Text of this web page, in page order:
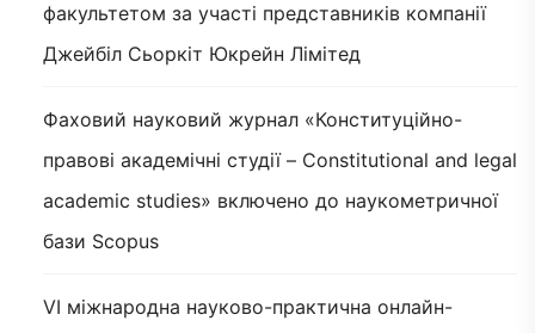
факультетом за участі представників компанії
Джейбіл Сьоркіт Юкрейн Лімітед
Фаховий науковий журнал «Конституційно-
правові академічні студії – Constitutional and legal
academic studies» включено до наукометричної
бази Scopus
VI міжнародна науково-практична онлайн-